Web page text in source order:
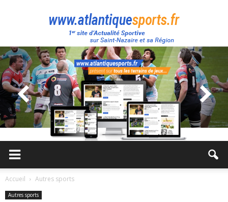
Atlantique
Sport
Accueil Autres sports
Autres sports